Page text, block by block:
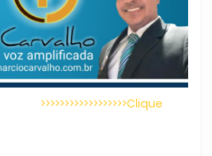
>>>>>>>>>>>>>>>>>>Clique